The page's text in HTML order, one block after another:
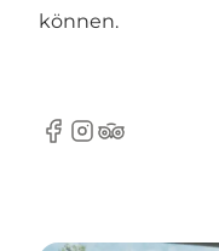
können.
Facebook
Instagram
TripAdvisor